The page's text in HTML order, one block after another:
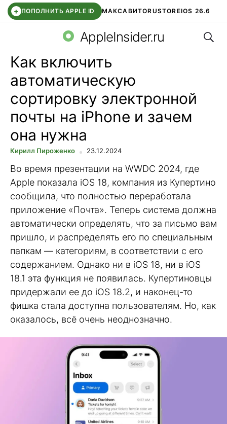
+ ПОПОЛНИТЬ APPLE ID МАКСАВИТОRUSTOREIOS 26.6
СБЕР КИДС ВТБ ОНЛАЙН ЧАТ В ROBLOX
AppleInsider.ru
Как включить
автоматическую
сортировку электронной
почты на iPhone и зачем
она нужна
Кирилл Пироженко 23.12.2024
Во время презентации на WWDC 2024, где
Apple показала iOS 18, компания из Купертино
сообщила, что полностью переработала
приложение «Почта». Теперь система должна
автоматически определять, что за письмо вам
пришло, и распределять его по специальным
папкам — категориям, в соответствии с его
содержанием. Однако ни в iOS 18, ни в iOS
18.1 эта функция не появилась. Купертиновцы
придержали ее до iOS 18.2, и наконец-то
фишка стала доступна пользователям. Но, как
оказалось, всё очень неоднозначно.